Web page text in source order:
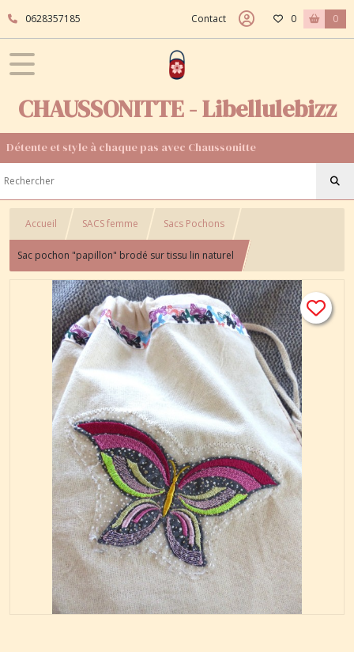
0628357185 Contact 0 0
CHAUSSONITTE - Libellulebizz
Détente et style à chaque pas avec Chaussonitte
Accueil SACS femme Sacs Pochons
Sac pochon "papillon" brodé sur tissu lin naturel